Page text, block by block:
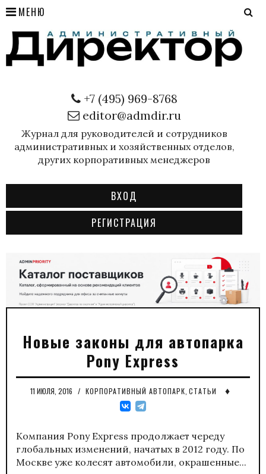
МЕНЮ
+7 (495) 969-8768
editor@admdir.ru
Журнал для руководителей и сотрудников
административных и хозяйственных отделов,
других корпоративных менеджеров
ВХОД
РЕГИСТРАЦИЯ
Новые законы для автопарка
Pony Express
11 ИЮЛЯ, 2016 / КОРПОРАТИВНЫЙ АВТОПАРК СТАТЬИ ♦
Компания Pony Express продолжает череду
глобальных изменений, начатых в 2012 году. По
Москве уже колесят автомобили, окрашенные...